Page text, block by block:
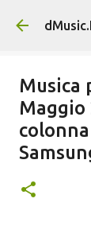
Musica
Maggio